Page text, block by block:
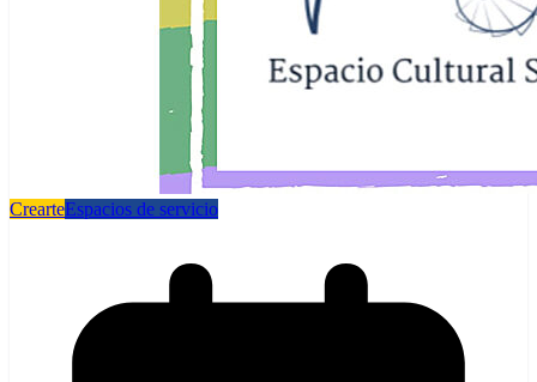
CrearteEspacios de servicio